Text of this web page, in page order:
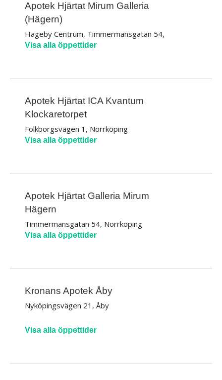
Apotek Hjärtat Mirum Galleria
(Hägern)
Hageby Centrum, Timmermansgatan 54,
Norrköping
Visa alla öppettider
Apotek Hjärtat ICA Kvantum
Klockaretorpet
Folkborgsvägen 1, Norrköping
Visa alla öppettider
Apotek Hjärtat Galleria Mirum
Hägern
Timmermansgatan 54, Norrköping
Visa alla öppettider
Kronans Apotek Åby
Nyköpingsvägen 21, Åby
Visa alla öppettider